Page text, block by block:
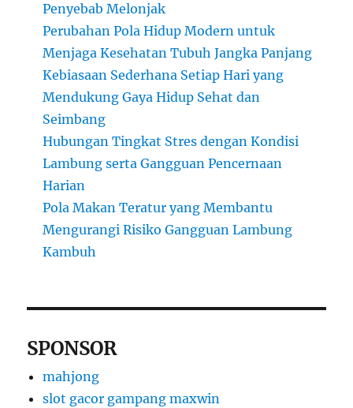
Penyebab Melonjak
Perubahan Pola Hidup Modern untuk
Menjaga Kesehatan Tubuh Jangka Panjang
Kebiasaan Sederhana Setiap Hari yang
Mendukung Gaya Hidup Sehat dan
Seimbang
Hubungan Tingkat Stres dengan Kondisi
Lambung serta Gangguan Pencernaan
Harian
Pola Makan Teratur yang Membantu
Mengurangi Risiko Gangguan Lambung
Kambuh
SPONSOR
mahjong
slot gacor gampang maxwin